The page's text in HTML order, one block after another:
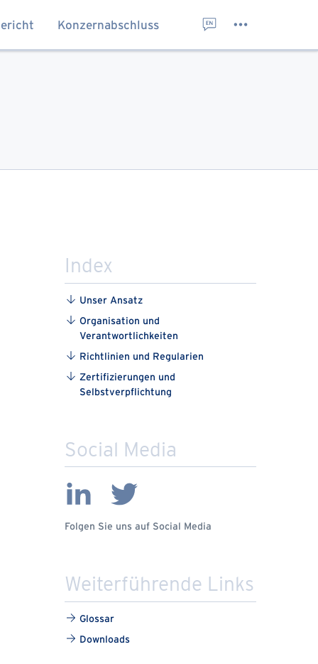
Konzernabschluss
Index
Unser ​Ansatz
Organisation ​und ​
Verantwortlichkeiten
Richtlinien ​und ​Regularien
Zertifizierungen ​und ​
Selbstverpflichtung
Social Media
Folgen Sie uns auf Social Media
Weiterführende Links
Glossar
Downloads